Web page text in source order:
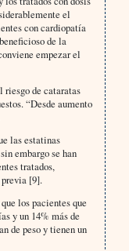
el
con cardiopatía
de la
empezar el
riesgo de cataratas
“Desde aumento
las estatinas
embargo se han
tratados,
[9].
los pacientes que
y un 14% más de
de peso y tienen un